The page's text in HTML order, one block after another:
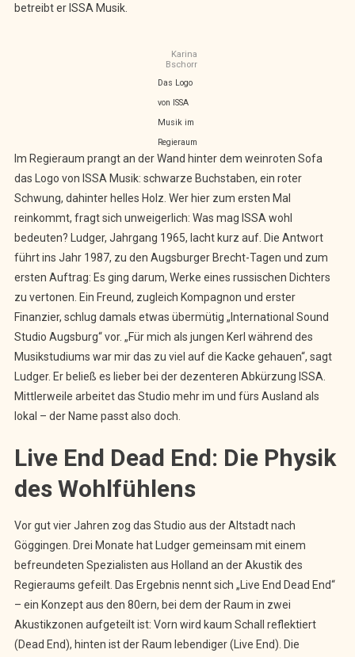
betreibt er ISSA Musik.
Karina
Bschorr
Das Logo
von ISSA
Musik im
Regieraum
Im Regieraum prangt an der Wand hinter dem weinroten Sofa
das Logo von ISSA Musik: schwarze Buchstaben, ein roter
Schwung, dahinter helles Holz. Wer hier zum ersten Mal
reinkommt, fragt sich unweigerlich: Was mag ISSA wohl
bedeuten? Ludger, Jahrgang 1965, lacht kurz auf. Die Antwort
führt ins Jahr 1987, zu den Augsburger Brecht-Tagen und zum
ersten Auftrag: Es ging darum, Werke eines russischen Dichters
zu vertonen. Ein Freund, zugleich Kompagnon und erster
Finanzier, schlug damals etwas übermütig „International Sound
Studio Augsburg“ vor. „Für mich als jungen Kerl während des
Musikstudiums war mir das zu viel auf die Kacke gehauen“, sagt
Ludger. Er beließ es lieber bei der dezenteren Abkürzung ISSA.
Mittlerweile arbeitet das Studio mehr im und fürs Ausland als
lokal – der Name passt also doch.
Live End Dead End: Die Physik
des Wohlfühlens
Vor gut vier Jahren zog das Studio aus der Altstadt nach
Göggingen. Drei Monate hat Ludger gemeinsam mit einem
befreundeten Spezialisten aus Holland an der Akustik des
Regieraums gefeilt. Das Ergebnis nennt sich „Live End Dead End“
– ein Konzept aus den 80ern, bei dem der Raum in zwei
Akustikzonen aufgeteilt ist: Vorn wird kaum Schall reflektiert
(Dead End), hinten ist der Raum lebendiger (Live End). Die